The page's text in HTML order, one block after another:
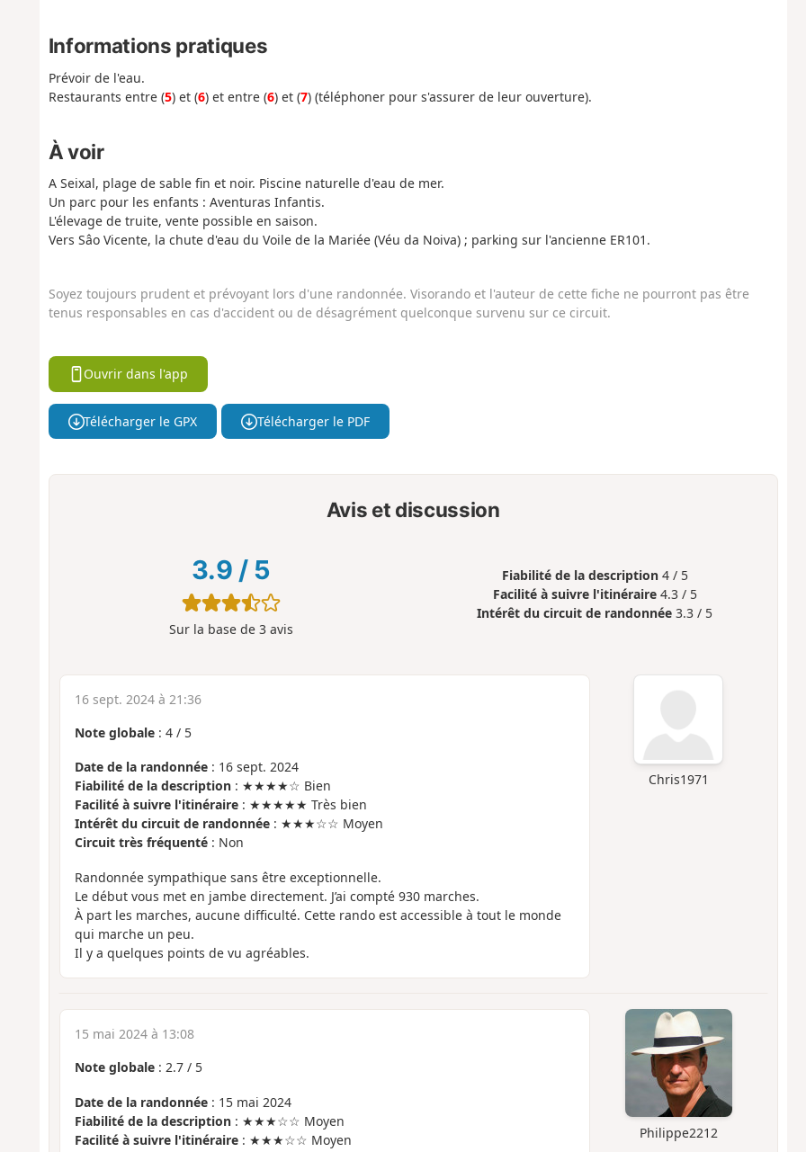
Informations pratiques
Prévoir de l'eau.
Restaurants entre (5) et (6) et entre (6) et (7) (téléphoner pour s'assurer de leur ouverture).
À voir
A Seixal, plage de sable fin et noir. Piscine naturelle d'eau de mer.
Un parc pour les enfants : Aventuras Infantis.
L'élevage de truite, vente possible en saison.
Vers Sâo Vicente, la chute d'eau du Voile de la Mariée (Véu da Noiva) ; parking sur l'ancienne ER101.
Soyez toujours prudent et prévoyant lors d'une randonnée. Visorando et l'auteur de cette fiche ne pourront pas être
tenus responsables en cas d'accident ou de désagrément quelconque survenu sur ce circuit.
Ouvrir dans l'app
Télécharger le GPX Télécharger le PDF
Avis et discussion
3.9 / 5
Sur la base de 3avis
Fiabilité de la description 4 / 5
Facilité à suivre l'itinéraire 4.3 / 5
Intérêt du circuit de randonnée 3.3 / 5
Chris1971
16 sept. 2024 à 21:36
Note globale: 4/ 5
Date de la randonnée: 16 sept. 2024
Fiabilité de la description: ★★★★☆ Bien
Facilité à suivre l'itinéraire: ★★★★★ Très bien
Intérêt du circuit de randonnée: ★★★☆☆ Moyen
Circuit très fréquenté: Non
Randonnée sympathique sans être exceptionnelle.
Le début vous met en jambe directement. J’ai compté 930 marches.
À part les marches, aucune difficulté. Cette rando est accessible à tout le monde
qui marche un peu.
Il y a quelques points de vu agréables.
Philippe2212
15 mai 2024 à 13:08
Note globale: 2.7/ 5
Date de la randonnée: 15 mai 2024
Fiabilité de la description: ★★★☆☆ Moyen
Facilité à suivre l'itinéraire: ★★★☆☆ Moyen